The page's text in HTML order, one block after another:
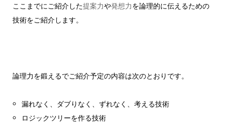
ここまでにご紹介した提案力や発想力を論理的に伝えるための
技術をご紹介します。
論理力を鍛えるでご紹介予定の内容は次のとおりです。
漏れなく、ダブりなく、ずれなく、考える技術
ロジックツリーを作る技術